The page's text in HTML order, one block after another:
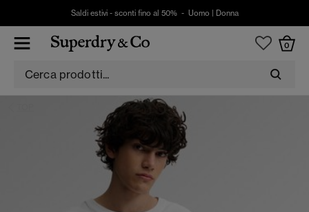
Saldi estivi - sconti fino al 50% - Uomo Donna
0